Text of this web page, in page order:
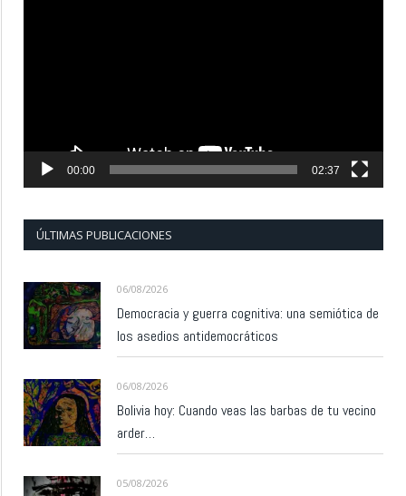
00:00 02:37
ÚLTIMAS PUBLICACIONES
06/08/2026
Democracia y guerra cognitiva: una semiótica de
los asedios antidemocráticos
06/08/2026
Bolivia hoy: Cuando veas las barbas de tu vecino
arder…
05/08/2026